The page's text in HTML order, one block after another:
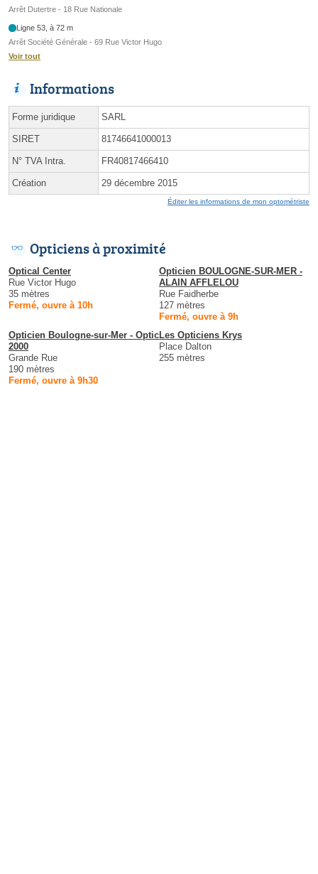
Arrêt Dutertre - 18 Rue Nationale
Ligne 53, à 72 m
Arrêt Société Générale - 69 Rue Victor Hugo
Voir tout
Informations
Forme juridique SARL
SIRET 81746641000013
N° TVA Intra. FR40817466410
Création 29 décembre 2015
Éditer les informations de mon optométriste
Opticiens à proximité
Optical Center
Rue Victor Hugo
35 mètres
Fermé, ouvre à 10h
Opticien BOULOGNE-SUR-MER -
ALAIN AFFLELOU
Rue Faidherbe
127 mètres
Fermé, ouvre à 9h
Opticien Boulogne-sur-Mer - Optic
2000
Grande Rue
190 mètres
Fermé, ouvre à 9h30
Les Opticiens Krys
Place Dalton
255 mètres